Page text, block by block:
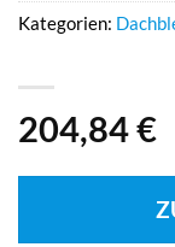
204,84€
Kategorien: